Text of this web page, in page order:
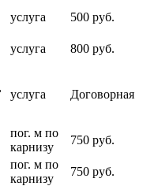
услуга
500 руб.
услуга
800 руб.
услуга Договорная
пог. м по
карнизу
750 руб.
пог. м по
карнизу
750 руб.